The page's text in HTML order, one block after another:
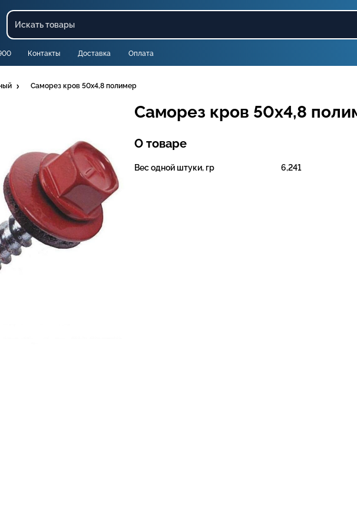
Контакты Доставка Оплата
Саморез кров 50х4,8 полимер
Саморез кров 50х4,8
О товаре
Вес одной штуки, гр 6,241